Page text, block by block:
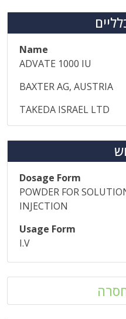
Name
ADVATE 1000 IU
BAXTER AG, AUSTRIA
TAKEDA ISRAEL LTD
Dosage Form
POWDER FOR
INJECTION
Usage Form
I.V